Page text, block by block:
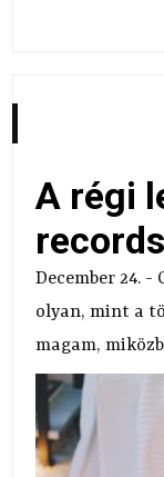
A régi
records
December 24.
olyan, mint a
magam,